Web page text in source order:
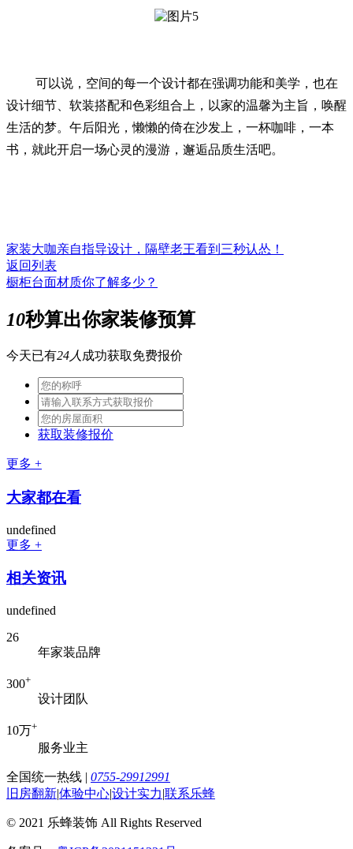
可以说，空间的每一个设计都在强调功能和美学，也在
设计细节、软装搭配和色彩组合上，以家的温馨为主旨，唤醒
生活的梦。午后阳光，懒懒的倚在沙发上，一杯咖啡，一本
书，就此开启一场心灵的漫游，邂逅品质生活吧。
家装大咖亲自指导设计，隔壁老王看到三秒认怂！
返回列表
橱柜台面材质你了解多少？
10秒算出你家装修预算
今天已有24人 成功获取免费报价
获取装修报价
更多 +
大家都在看
undefined
更多 +
相关资讯
undefined
26
年家装品牌
300+
设计团队
10万+
服务业主
全国统一热线 | 0755-29912991
旧房翻新|体验中心|设计实力|联系乐蜂
© 2021 乐蜂装饰 All Rights Reserved